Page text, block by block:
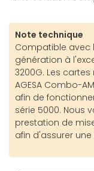
Note technique
Compatible avec
génération à
3200G. Les
AGESA Combo-
afin de
série 5000. Nous
prestation de
afin d'assurer